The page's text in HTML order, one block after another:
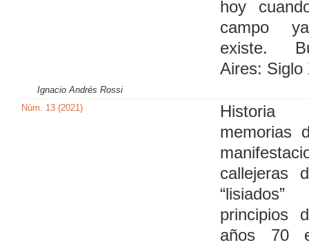
hoy
campo
existe.
Aires: Siglo
Ignacio Andrés Rossi
Núm. 13 (2021)
memorias
callejeras
principios
años 70